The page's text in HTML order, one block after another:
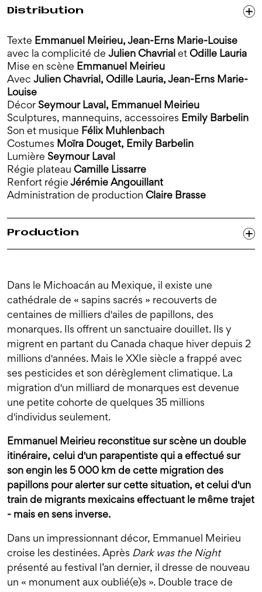
Distribution
Texte Emmanuel Meirieu, Jean-Erns Marie-Louise
avec la complicité de Julien ChavrialetOdille Lauria
Mise en scène Emmanuel Meirieu
Avec Julien Chavrial, Odille Lauria, Jean-Erns Marie-
Louise
DécorSeymour Laval, Emmanuel Meirieu
Sculptures, mannequins, accessoires Emily Barbelin
Son et musique Félix Muhlenbach
Costumes Moïra Douget, Emily Barbelin
Lumière Seymour Laval
Régie plateau Camille Lissarre
Renfort régieJérémie Angouillant
Administration de production Claire Brasse
Production
Dans le Michoacán au Mexique, il existe une
cathédrale de « sapins sacrés » recouverts de
centaines de milliers d'ailes de papillons, des
monarques. Ils offrent un sanctuaire douillet. Ils y
migrent en partant du Canada chaque hiver depuis 2
millions d'années. Mais le XXIe siècle a frappé avec
ses pesticides et son dérèglement climatique. La
migration d'un milliard de monarques est devenue
une petite cohorte de quelques 35 millions
d'individus seulement.
Emmanuel Meirieu reconstitue sur scène un double
itinéraire, celui d'un parapentiste qui a effectué sur
son engin les 5 000 km de cette migration des
papillons pour alerter sur cette situation, et celui d'un
train de migrants mexicains effectuant le même trajet
- mais en sens inverse.
Dans un impressionnant décor, Emmanuel Meirieu
croise les destinées. Après Dark was the Night
présenté au festival l’an dernier, il dresse de nouveau
un « monument aux oublié(e)s ». Double trace de